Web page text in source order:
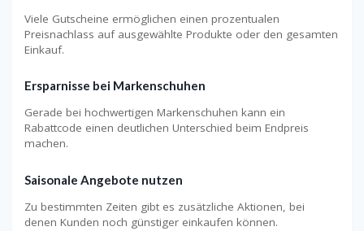
Viele Gutscheine ermöglichen einen prozentualen
Preisnachlass auf ausgewählte Produkte oder den gesamten
Einkauf.
Ersparnisse bei Markenschuhen
Gerade bei hochwertigen Markenschuhen kann ein
Rabattcode einen deutlichen Unterschied beim Endpreis
machen.
Saisonale Angebote nutzen
Zu bestimmten Zeiten gibt es zusätzliche Aktionen, bei
denen Kunden noch günstiger einkaufen können.